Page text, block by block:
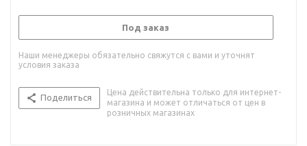
Под заказ
Наши менеджеры обязательно свяжутся с вами и уточнят
условия заказа
Поделиться
Цена действительна только для интернет-
магазина и может отличаться от цен в
розничных магазинах